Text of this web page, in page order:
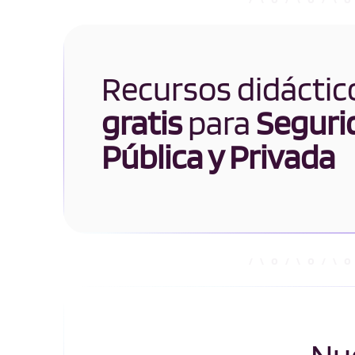
Recursos
gratispara
Pública y Privada